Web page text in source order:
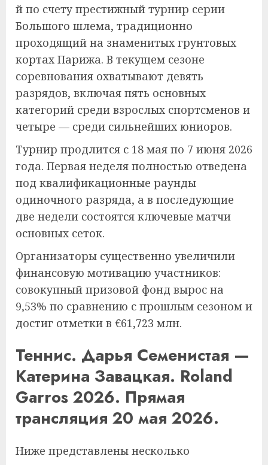
й по счету престижный турнир серии
Большого шлема, традиционно
проходящий на знаменитых грунтовых
кортах Парижа. В текущем сезоне
соревнования охватывают девять
разрядов, включая пять основных
категорий среди взрослых спортсменов и
четыре — среди сильнейших юниоров.
Турнир продлится с 18 мая по 7 июня 2026
года. Первая неделя полностью отведена
под квалификационные раунды
одиночного разряда, а в последующие
две недели состоятся ключевые матчи
основных сеток.
Организаторы существенно увеличили
финансовую мотивацию участников:
совокупный призовой фонд вырос на
9,53% по сравнению с прошлым сезоном и
достиг отметки в €61,723 млн.
Теннис. Дарья Семенистая —
Катерина Завацкая. Roland
Garros 2026. Прямая
трансляция 20 мая 2026.
Ниже представлены несколько